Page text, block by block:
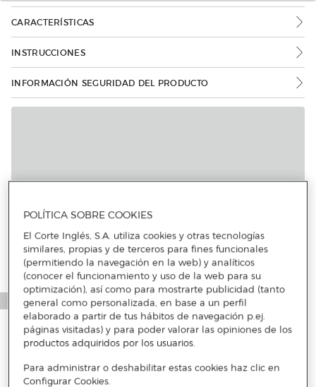
CARACTERÍSTICAS
INSTRUCCIONES
INFORMACIÓN SEGURIDAD DEL PRODUCTO
POLÍTICA SOBRE COOKIES
El Corte Inglés, S.A. utiliza cookies y otras tecnologías
similares, propias y de terceros para fines funcionales
(permitiendo la navegación en la web) y analíticos
(conocer el funcionamiento y uso de la web para su
optimización), así como para mostrarte publicidad (tanto
general como personalizada, en base a un perfil
elaborado a partir de tus hábitos de navegación p.ej.
páginas visitadas) y para poder valorar las opiniones de los
productos adquiridos por los usuarios.
Para administrar o deshabilitar estas cookies haz clic en
Configurar Cookies.